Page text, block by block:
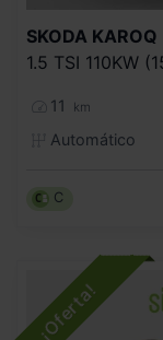
SKODA KAROQ
11 km
Automático
C